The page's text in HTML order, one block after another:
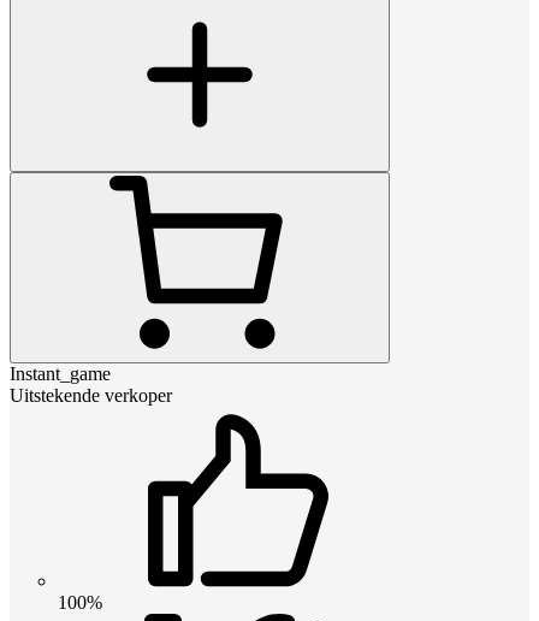
Instant_game
Uitstekende verkoper
100%